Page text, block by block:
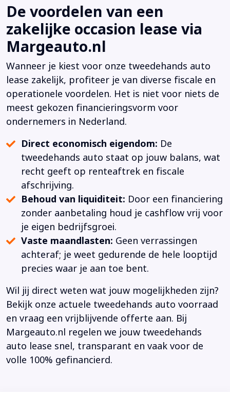
De voordelen van een
zakelijke occasion lease via
Margeauto.nl
Wanneer je kiest voor onze tweedehands auto
lease zakelijk, profiteer je van diverse fiscale en
operationele voordelen. Het is niet voor niets de
meest gekozen financieringsvorm voor
ondernemers in Nederland.
Direct economisch eigendom: De
tweedehands auto staat op jouw balans, wat
recht geeft op renteaftrek en fiscale
afschrijving.
Behoud van liquiditeit: Door een financiering
zonder aanbetaling houd je cashflow vrij voor
je eigen bedrijfsgroei.
Vaste maandlasten: Geen verrassingen
achteraf; je weet gedurende de hele looptijd
precies waar je aan toe bent.
Wil jij direct weten wat jouw mogelijkheden zijn?
Bekijk onze actuele tweedehands auto voorraad
en vraag een vrijblijvende offerte aan. Bij
Margeauto.nl regelen we jouw tweedehands
auto lease snel, transparant en vaak voor de
volle 100% gefinancierd.